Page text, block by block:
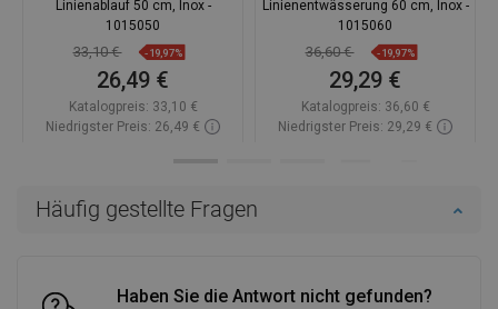
Häufig gestellte Fragen
Haben Sie die Antwort nicht gefunden?
Linienablauf 50 cm, Inox -
1015050
33,10 € -19,97%
26,49 €
Katalogpreis: 33,10 €
Niedrigster Preis: 26,49 €
Linienentwässerung 60 cm, Inox -
1015060
36,60 € -19,97%
29,29 €
Katalogpreis: 36,60 €
Niedrigster Preis: 29,29 €